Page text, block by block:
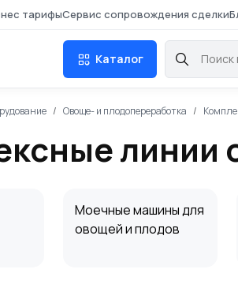
тарифыСервис сопровождения сделки
Каталог
Овоще- и плодопереработка
линии
Моечные машины для
овощей и плодов